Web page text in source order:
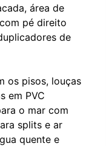
área de
pé direito
de
os pisos, louças
em PVC
o mar com
splits e ar
quente e